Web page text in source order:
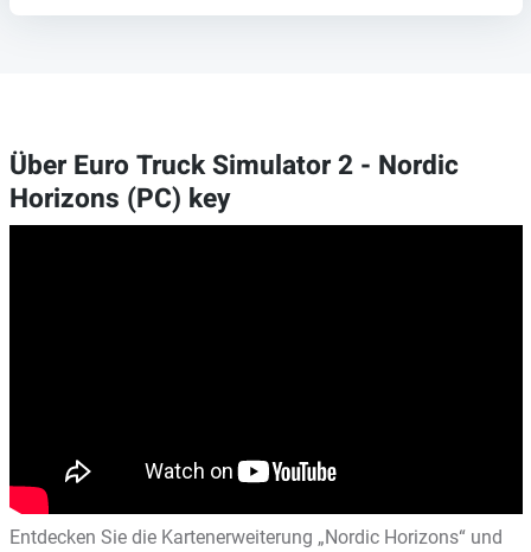
Über Euro Truck Simulator 2 - Nordic
Horizons (PC) key
Entdecken Sie die Kartenerweiterung „Nordic Horizons“ und